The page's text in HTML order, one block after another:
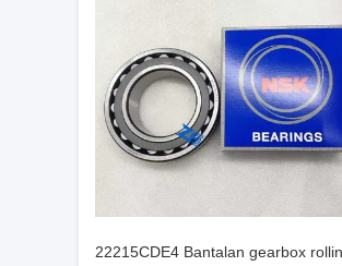
22215CDE4 Bantalan gearbox